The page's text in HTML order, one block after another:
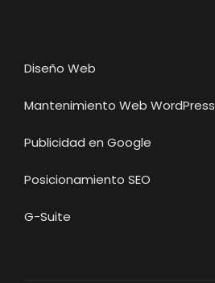
Diseño Web
Mantenimiento Web WordPress
Publicidad en Google
Posicionamiento SEO
G-Suite